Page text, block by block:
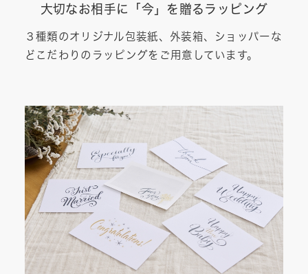
大切なお相手に「今」を贈るラッピング
３種類のオリジナル包装紙、外装箱、ショッパーな
どこだわりのラッピングをご用意しています。